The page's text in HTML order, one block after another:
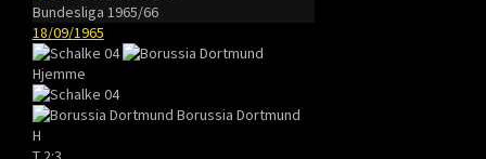
Bundesliga 1965/66
18/09/1965
Hjemme
Borussia Dortmund
H